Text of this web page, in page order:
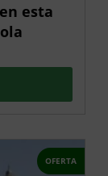
esta
OFERTA